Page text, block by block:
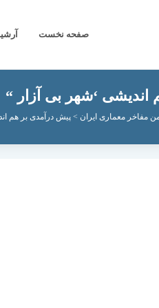
صفحه نخست
‘شهر بی آزار “
مفاخر معماری ایران > پیش درآمدی بر هم